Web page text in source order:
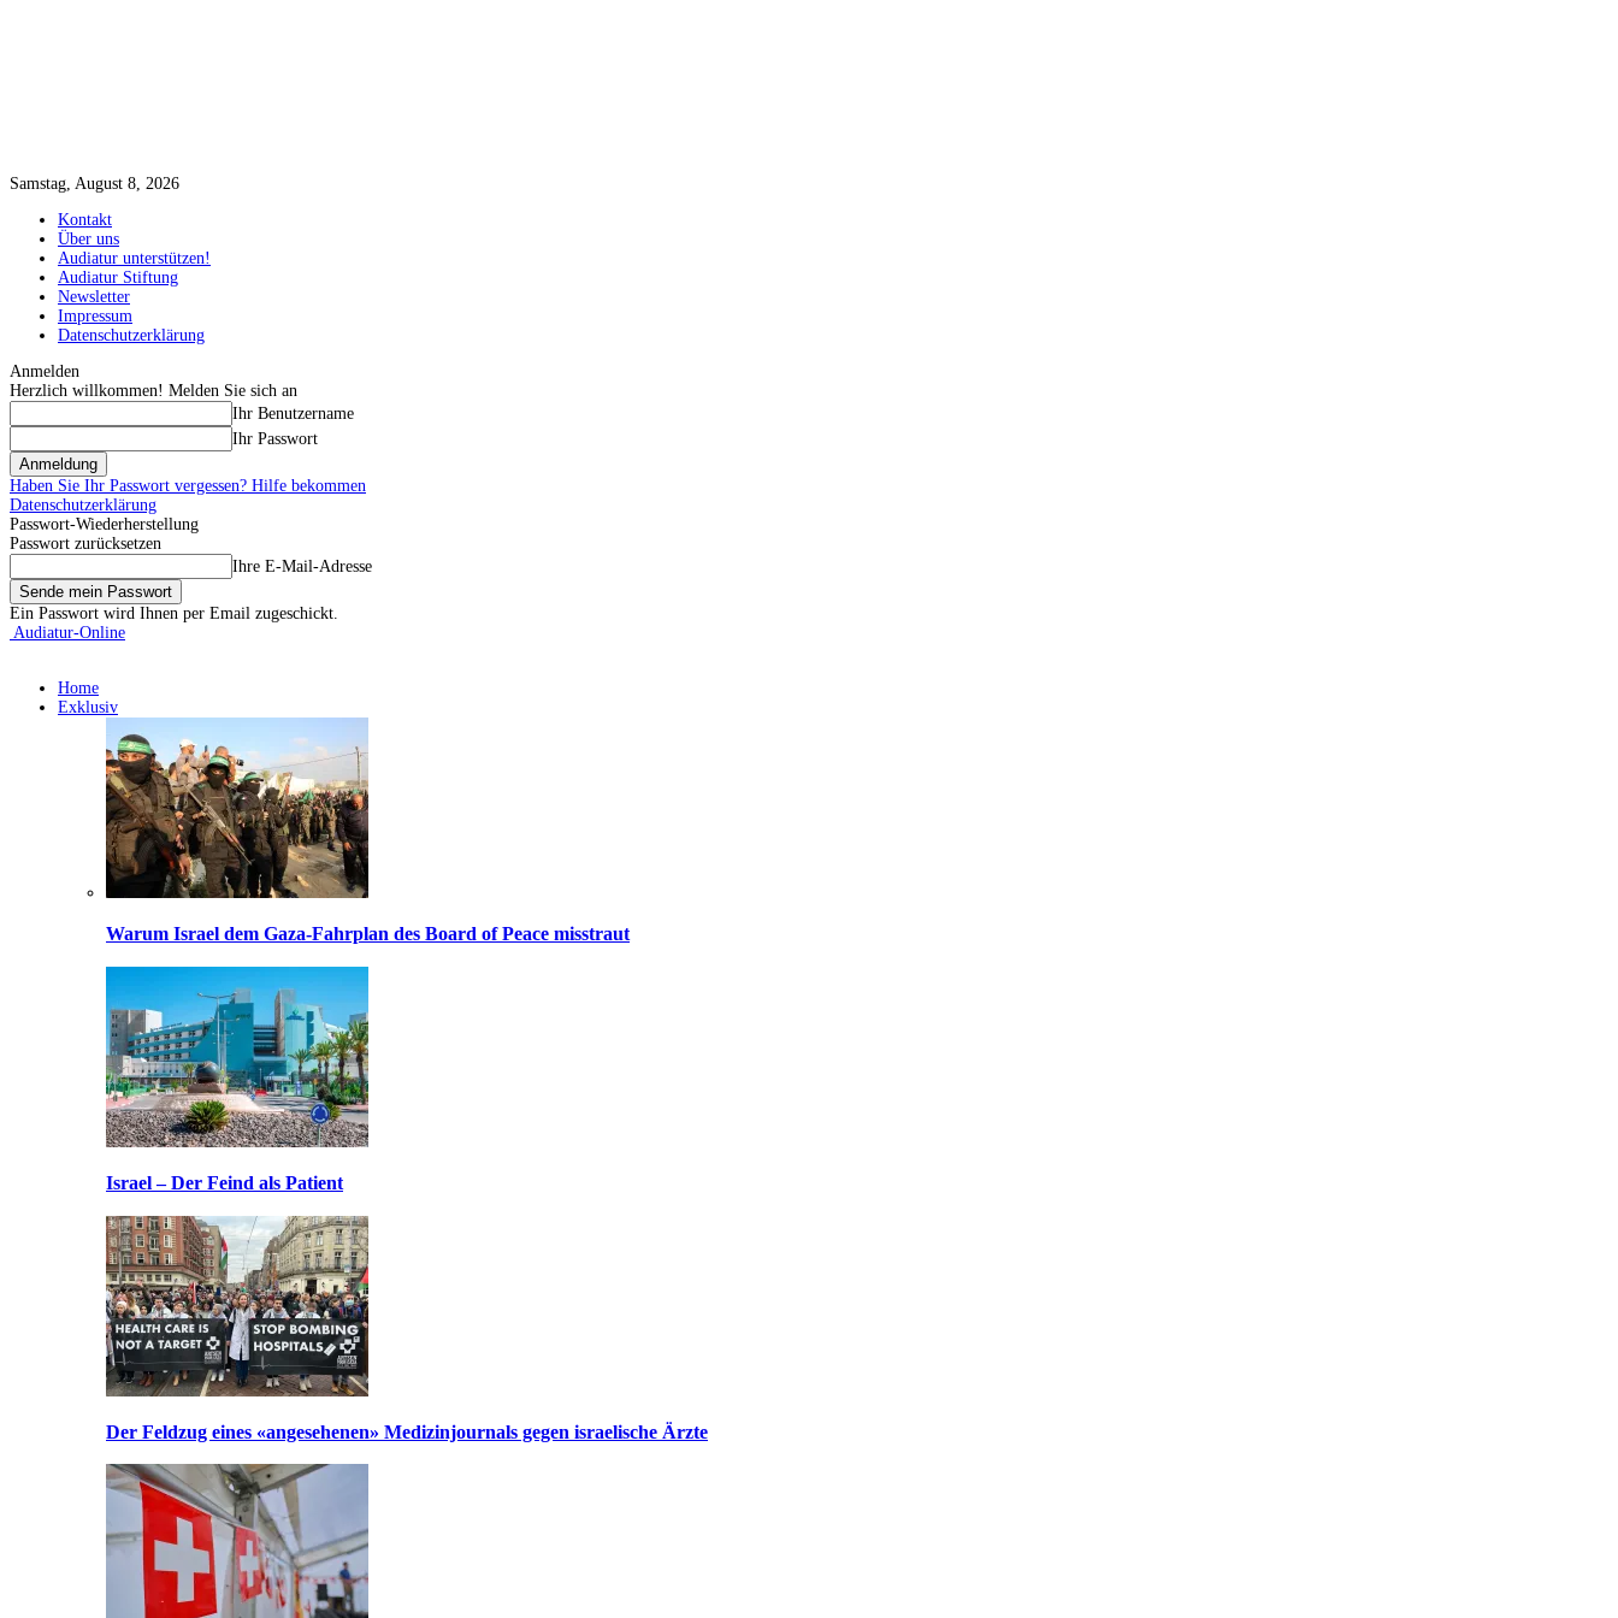
Samstag, August 8, 2026
Kontakt
Über uns
Audiatur unterstützen!
Audiatur Stiftung
Newsletter
Impressum
Datenschutzerklärung
Anmelden
Herzlich willkommen! Melden Sie sich an
Ihr Benutzername
Ihr Passwort
Haben Sie Ihr Passwort vergessen? Hilfe bekommen
Datenschutzerklärung
Passwort-Wiederherstellung
Passwort zurücksetzen
Ihre E-Mail-Adresse
Ein Passwort wird Ihnen per Email zugeschickt.
Audiatur-Online
Home
Exklusiv
Warum Israel dem Gaza-Fahrplan des Board of Peace misstraut
Israel – Der Feind als Patient
Der Feldzug eines «angesehenen» Medizinjournals gegen israelische Ärzte